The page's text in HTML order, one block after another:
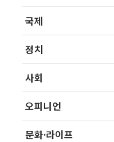
국제
정치
사회
오피니언
문화·라이프